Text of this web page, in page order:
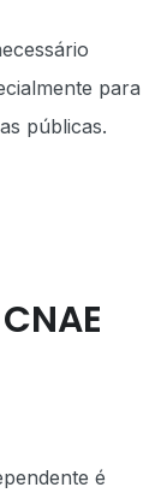
para
públicas.
é